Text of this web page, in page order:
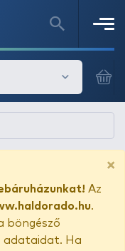
×
Az
.
böngésző
adataidat. Ha